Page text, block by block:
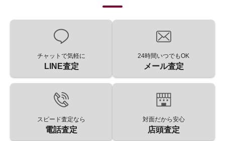
チャットで気軽に
LINE査定
24時間いつでもOK
メール査定
スピード査定なら
電話査定
対面だから安心
店頭査定